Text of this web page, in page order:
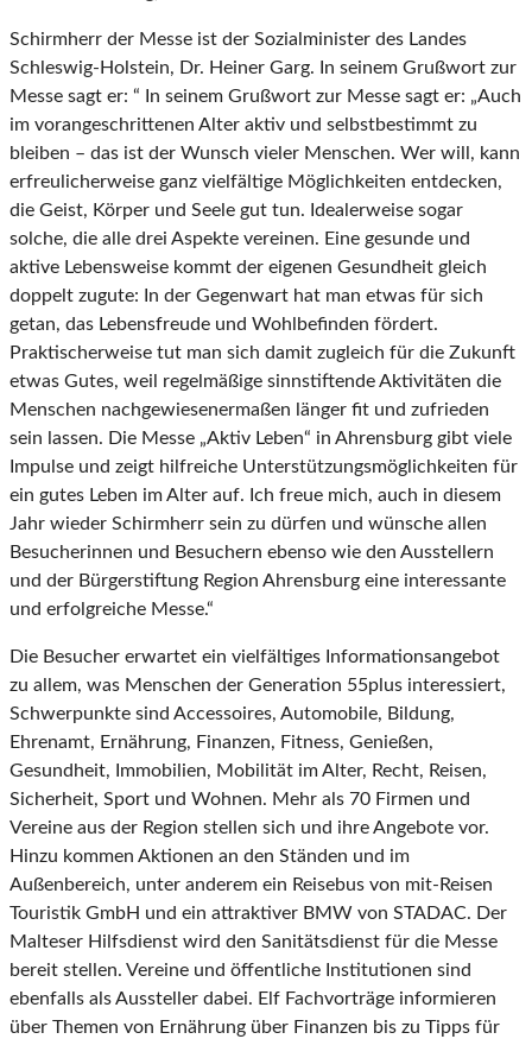
Schirmherr der Messe ist der Sozialminister des Landes
Schleswig-Holstein, Dr. Heiner Garg. In seinem Grußwort zur
Messe sagt er: “ In seinem Grußwort zur Messe sagt er: „Auch
im vorangeschrittenen Alter aktiv und selbstbestimmt zu
bleiben – das ist der Wunsch vieler Menschen. Wer will, kann
erfreulicherweise ganz vielfältige Möglichkeiten entdecken,
die Geist, Körper und Seele gut tun. Idealerweise sogar
solche, die alle drei Aspekte vereinen. Eine gesunde und
aktive Lebensweise kommt der eigenen Gesundheit gleich
doppelt zugute: In der Gegenwart hat man etwas für sich
getan, das Lebensfreude und Wohlbefinden fördert.
Praktischerweise tut man sich damit zugleich für die Zukunft
etwas Gutes, weil regelmäßige sinnstiftende Aktivitäten die
Menschen nachgewiesenermaßen länger fit und zufrieden
sein lassen. Die Messe „Aktiv Leben“ in Ahrensburg gibt viele
Impulse und zeigt hilfreiche Unterstützungsmöglichkeiten für
ein gutes Leben im Alter auf. Ich freue mich, auch in diesem
Jahr wieder Schirmherr sein zu dürfen und wünsche allen
Besucherinnen und Besuchern ebenso wie den Ausstellern
und der Bürgerstiftung Region Ahrensburg eine interessante
und erfolgreiche Messe.“
Die Besucher erwartet ein vielfältiges Informationsangebot
zu allem, was Menschen der Generation 55plus interessiert,
Schwerpunkte sind Accessoires, Automobile, Bildung,
Ehrenamt, Ernährung, Finanzen, Fitness, Genießen,
Gesundheit, Immobilien, Mobilität im Alter, Recht, Reisen,
Sicherheit, Sport und Wohnen. Mehr als 70 Firmen und
Vereine aus der Region stellen sich und ihre Angebote vor.
Hinzu kommen Aktionen an den Ständen und im
Außenbereich, unter anderem ein Reisebus von mit-Reisen
Touristik GmbH und ein attraktiver BMW von STADAC. Der
Malteser Hilfsdienst wird den Sanitätsdienst für die Messe
bereit stellen. Vereine und öffentliche Institutionen sind
ebenfalls als Aussteller dabei. Elf Fachvorträge informieren
über Themen von Ernährung über Finanzen bis zu Tipps für